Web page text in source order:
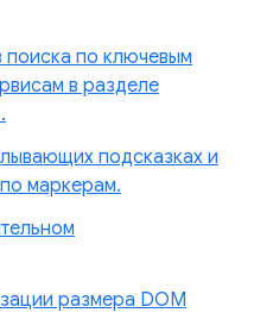
поиска по ключевым
в разделе
подсказках и
маркерам.
размера DOM